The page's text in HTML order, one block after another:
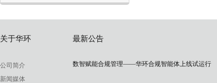
关于华环
公司简介
新闻媒体
最新公告
数智赋能合规管理——华环合规智能体上线试运行